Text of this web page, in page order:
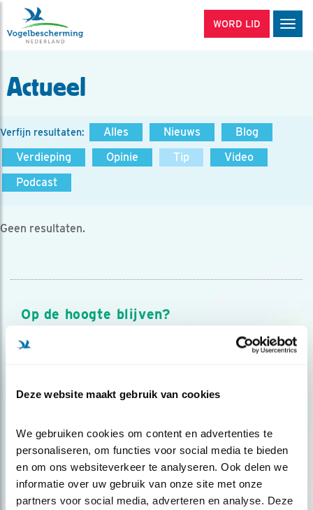
Deze website maakt gebruik van cookies
We gebruiken cookies om content en advertenties te
personaliseren, om functies voor social media te bieden
en om ons websiteverkeer te analyseren. Ook delen we
informatie over uw gebruik van onze site met onze
partners voor social media, adverteren en analyse. Deze
WORD LID
Actueel
Verfijn resultaten: Alles Nieuws
Blog
Verdieping
Opinie Tip
Video
Podcast
Geen resultaten.
Op de hoogte blijven?
Meld je aan en ontvang nieuws, inspiratie, acties en tips
over vogels en activiteiten van Vogelbescherming.